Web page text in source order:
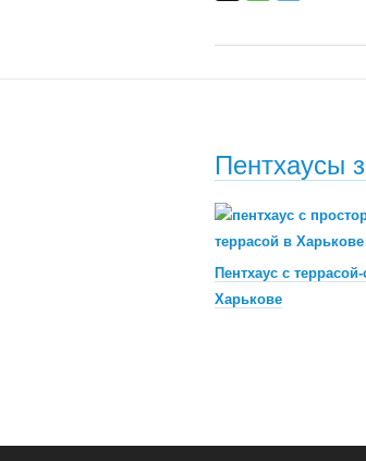
Пентхаусы
Пентхаус с
Харькове